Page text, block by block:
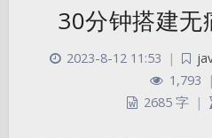
30分钟搭建
2023-8-12 11:53 |
1,793
|
2685 字 |